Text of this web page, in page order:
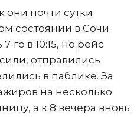
они почти сутки
состоянии в Сочи.
го в 10:15, но рейс
отправились
в паблике. За
на несколько
а к 8 вечера вновь